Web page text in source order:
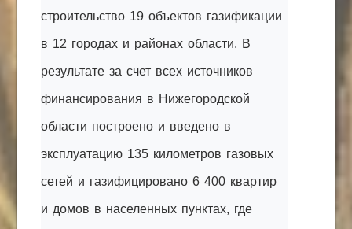
строительство 19 объектов газификации
в 12 городах и районах области. В
результате за счет всех источников
финансирования в Нижегородской
области построено и введено в
эксплуатацию 135 километров газовых
сетей и газифицировано 6 400 квартир
и домов в населенных пунктах, где